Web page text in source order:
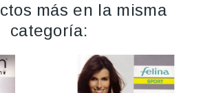
más en la misma
categoría: